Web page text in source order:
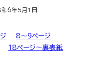
6年5月1日
8～9ページ
18ページ～裏表紙